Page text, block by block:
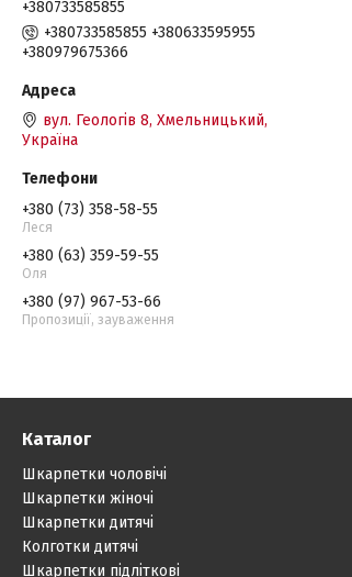
+380733585855
+380733585855 +380633595955
+380979675366
вул. Геологів 8, Хмельницький,
Україна
+380 (73) 358-58-55
Леся
+380 (63) 359-59-55
Оля
+380 (97) 967-53-66
Пропозиції, зауваження
Каталог
Шкарпетки чоловічі
Шкарпетки жіночі
Шкарпетки дитячі
Колготки дитячі
Шкарпетки підліткові